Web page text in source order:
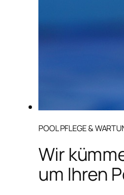
POOL PFLEGE &
Wir
um Ihren